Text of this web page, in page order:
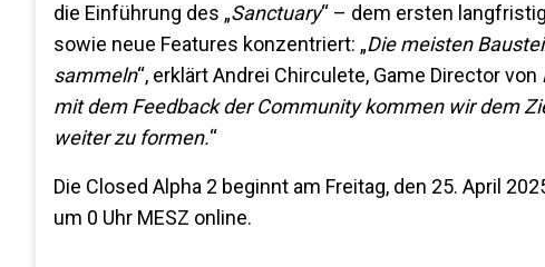
die Einführung des „Sanctuary“ – dem ersten
sowie neue Features konzentriert: „Die meisten
sammeln“, erklärt Andrei Chirculete, Game Director von
mit dem Feedback der Community kommen wir dem
weiter zu formen.“
Die Closed Alpha 2 beginnt am Freitag, den 25. April
um 0 Uhr MESZ online.